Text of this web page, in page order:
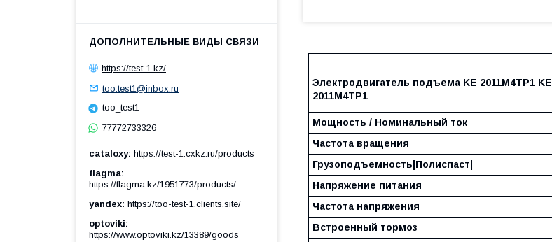
Электродвигатель подъема KE 2011М4ТР1 KE
2011M4TP1
Мощность / Номинальный ток
Частота вращения
Грузоподъемность|Полиспаст|
Напряжение питания
Частота напряжения
Встроенный тормоз
https://test-1.kz/
too.test1@inbox.ru
too_test1
77772733326
cataloxy https://test-1.cxkz.ru/products
flagma
https://flagma.kz/1951773/products/
yandex https://too-test-1.clients.site/
optoviki
https://www.optoviki.kz/13389/goods